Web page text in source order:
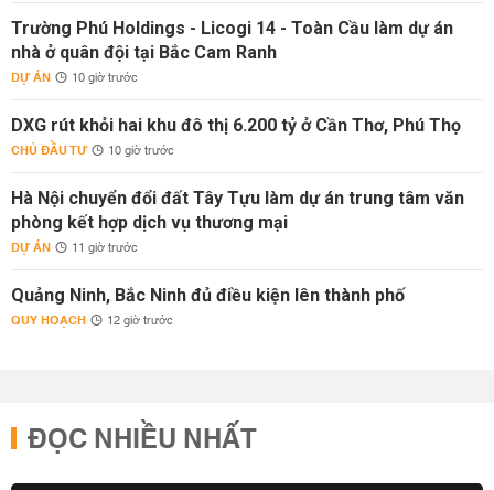
Trường Phú Holdings - Licogi 14 - Toàn Cầu làm dự án
nhà ở quân đội tại Bắc Cam Ranh
DỰ ÁN 10 giờ trước
DXG rút khỏi hai khu đô thị 6.200 tỷ ở Cần Thơ, Phú Thọ
CHỦ ĐẦU TƯ 10 giờ trước
Hà Nội chuyển đổi đất Tây Tựu làm dự án trung tâm văn
phòng kết hợp dịch vụ thương mại
DỰ ÁN 11 giờ trước
Quảng Ninh, Bắc Ninh đủ điều kiện lên thành phố
QUY HOẠCH 12 giờ trước
ĐỌC NHIỀU NHẤT